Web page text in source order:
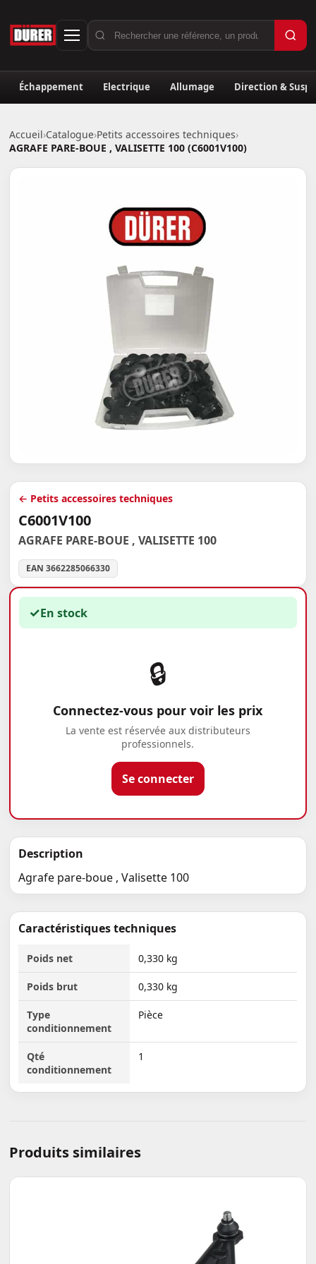
Échappement Electrique Allumage Direction &
Accueil›Catalogue›Petits accessoires techniques›
AGRAFE PARE-BOUE , VALISETTE 100 (C6001V100)
← Petits accessoires techniques
C6001V100
AGRAFE PARE-BOUE , VALISETTE 100
EAN 3662285066330
✓En stock
🔒
Connectez-vous pour voir les prix
La vente est réservée aux distributeurs
professionnels.
Se connecter
Description
Agrafe pare-boue , Valisette 100
Caractéristiques techniques
Poids net 0,330 kg
Poids brut 0,330 kg
Type
conditionnement
Pièce
Qté
conditionnement
1
Produits similaires